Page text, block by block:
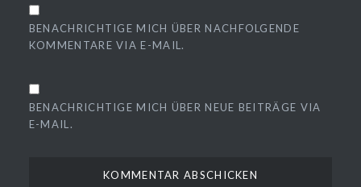
BENACHRICHTIGE MICH ÜBER NACHFOLGENDE
KOMMENTARE VIA E-MAIL.
BENACHRICHTIGE MICH ÜBER NEUE BEITRÄGE VIA
E-MAIL.